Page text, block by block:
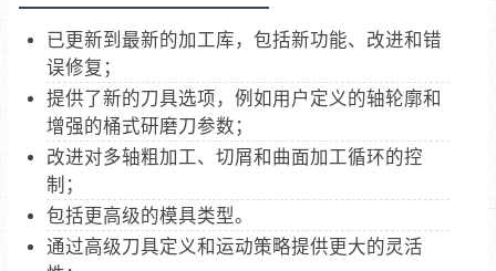
已更新到最新的加工库，包括新功能、改进和错
误修复；
提供了新的刀具选项，例如用户定义的轴轮廓和
增强的桶式研磨刀参数；
改进对多轴粗加工、切屑和曲面加工循环的控
制；
包括更高级的模具类型。
通过高级刀具定义和运动策略提供更大的灵活